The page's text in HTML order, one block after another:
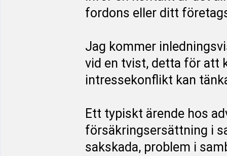
fordons eller ditt
Jag kommer
vid en tvist, detta för att
intressekonflikt kan
Ett typiskt ärende hos
försäkringsersättning i
sakskada, problem i